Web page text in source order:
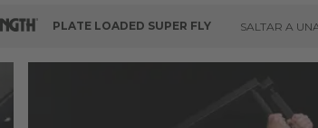
PLATE LOADED SUPER FLY SALTAR A